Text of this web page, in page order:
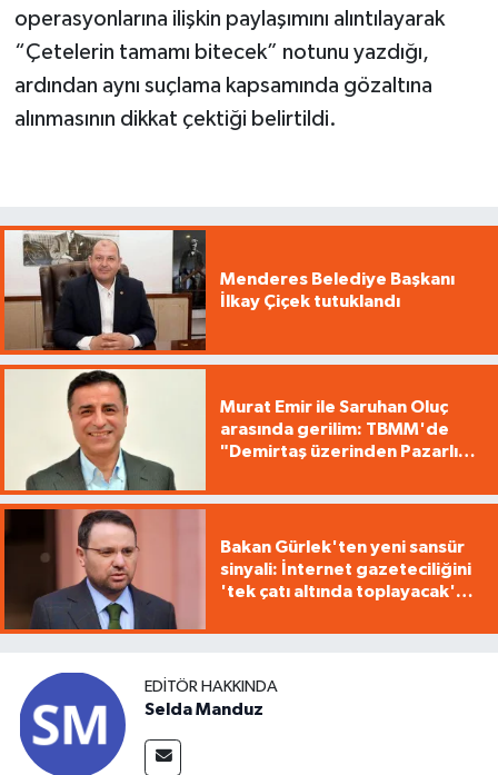
operasyonlarına ilişkin paylaşımını alıntılayarak
“Çetelerin tamamı bitecek” notunu yazdığı,
ardından aynı suçlama kapsamında gözaltına
alınmasının dikkat çektiği belirtildi.
Menderes Belediye Başkanı
İlkay Çiçek tutuklandı
Murat Emir ile Saruhan Oluç
arasında gerilim: TBMM'de
"Demirtaş üzerinden Pazarlık
Bakan Gürlek'ten yeni sansür
sinyali: İnternet gazeteciliğini
'tek çatı altında toplayacak'
EDITÖR HAKKINDA
Selda Manduz